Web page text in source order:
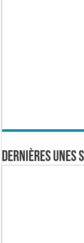
Dernières Unes